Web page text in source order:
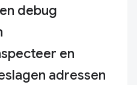
debug
en
adressen